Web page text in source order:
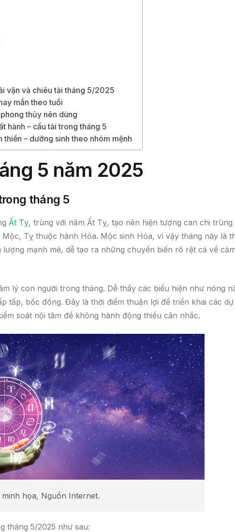
vận và chiêu tài tháng 5/2025
mắn theo tuổi
thủy nên dùng
hành – cầu tài trong tháng 5
thiền – dưỡng sinh theo nhóm mệnh
5 năm 2025
tháng 5
Ất Tỵ, trùng với năm Ất Tỵ, tạo nên hiện tượng can chi trùng
Tỵ thuộc hành Hỏa. Mộc sinh Hỏa, vì vậy tháng này là
mạnh mẽ, dễ tạo ra những chuyển biến rõ rệt cả về cảm
lý con người trong tháng. Dễ thấy các biểu hiện như nóng
tấp, bốc đồng. Đây là thời điểm thuận lợi để triển khai các dự
soát nội tâm để không hành động thiếu cân nhắc.
minh họa, Nguồn Internet.
tháng 5/2025 như sau: